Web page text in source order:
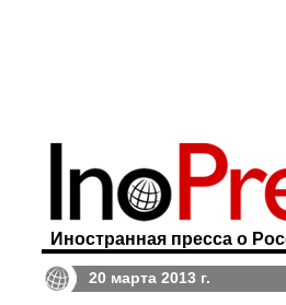
Иностранная пресса о
20 марта 2013 г.